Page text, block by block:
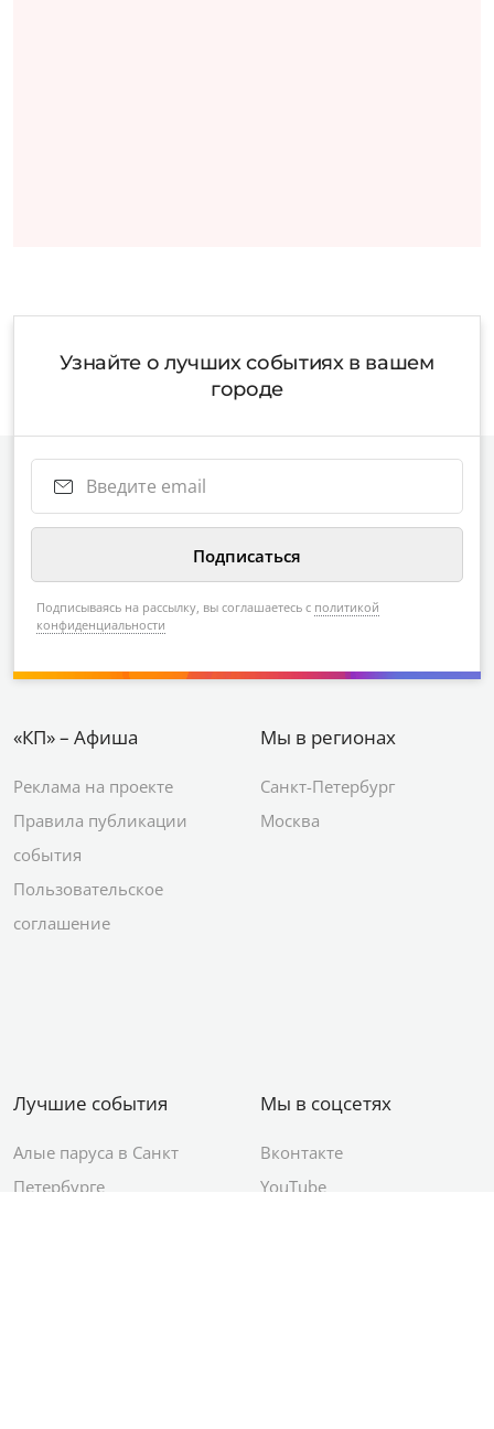
Узнайте о лучших событиях в вашем
городе
Подписываясь на рассылку, вы соглашаетесь с политикой
конфиденциальности
«КП» – Афиша
Реклама на проекте
Правила публикации
события
Пользовательское
соглашение
Мы в регионах
Санкт-Петербург
Москва
Лучшие события
Алые паруса в Санкт
Петербурге
Мы в соцсетях
Вконтакте
YouTube